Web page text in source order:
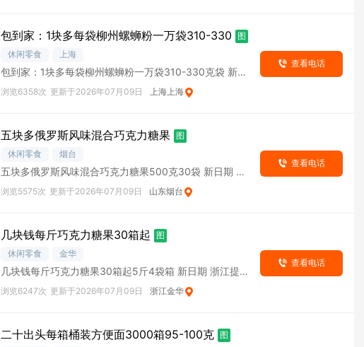
包到家：1块多每袋柳州螺蛳粉一万袋310-330
图
休闲零食
上海
包到家：1块多每袋柳州螺蛳粉一万袋310-330克袋 新日
期
浏览6358次 更新于2026年07月09日 上海上海
查看电话
五块多俄罗斯风味混合巧克力糖果 图
休闲零食
烟台
五块多俄罗斯风味混合巧克力糖果500克30袋 新日期 运
费自
浏览5575次 更新于2026年07月09日 山东烟台
查看电话
几块钱每斤巧克力糖果30箱起
图
休闲零食
金华
几块钱每斤巧克力糖果30箱起5斤4袋箱 新日期 浙江提
货每箱
浏览6247次 更新于2026年07月09日 浙江金华
查看电话
二十出头每箱桶装方便面3000箱95-100克 图